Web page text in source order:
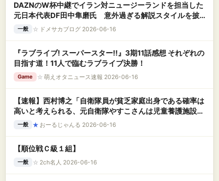
DAZNのW杯中継でイラン対ニュージーランドを担当した
元日本代表DF田中隼磨氏 意外過ぎる解説スタイルを披
露
一般 ☆ ドメサカブログ 2026-06-16
『ラブライブ! スーパースター!!』3期11話感想 それぞれの
目指す道！11人で臨むラブライブ決勝！
Game ☆ 萌えオタニュース速報 2026-06-16
【速報】西村博之「自衛隊員が貧乏家庭出身である確率は
高いと考えられる、元自衛隊やすこさんは児童養護施設出
身」
一般 ★ おーるじゃんる 2026-06-16
【順位戦Ｃ級１組】
一般 ☆ 2ch名人 2026-06-16